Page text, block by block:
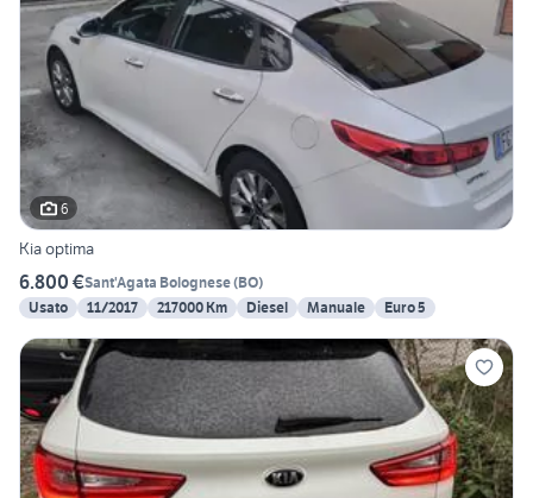
6
Kia optima
6.800 €Sant'Agata Bolognese(BO)
Usato
11/2017 217000 Km Diesel Manuale Euro 5